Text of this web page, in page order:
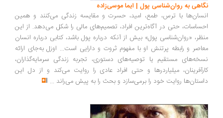
به روان‌شناسی پول | ایما موسی‌زاده
با ترس، طمع، امید، حسرت و مقایسه زندگی می‌کنند و همین
حتی در آگاه‌ترین افراد، تصمیم‌های مالی را شکل می‌دهد. از این
«روان‌شناسی پول» بیش از آنکه درباره پول باشد، کتابی درباره انسان
و رابطه پرتنش او با مفهوم ثروت و دارایی است... اوزل به‌جای ارائه
مستقیم یا توصیه‌های دستوری، تجربه زندگی سرمایه‌گذاران،
میلیاردرها و حتی افراد عادی را روایت می‌کند و از دل این
روایت خود را برمی‌سازد و بحث را به پیش می‌راند ...